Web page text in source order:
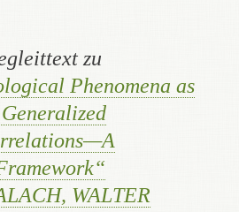
zu
Phenomena as
WALTER